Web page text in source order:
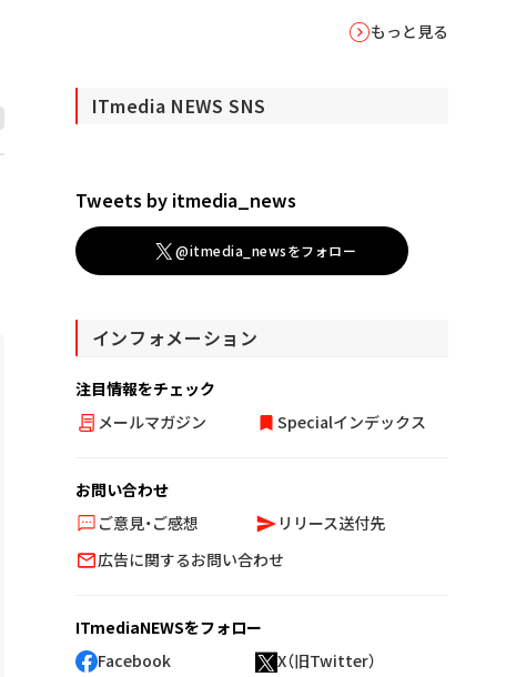
もっと見る
ITmedia NEWS SNS
Tweets by itmedia_news
@itmedia_newsをフォロー
インフォメーション
注目情報をチェック
メールマガジン
Specialインデックス
お問い合わせ
ご意見・ご感想
リリース送付先
広告に関するお問い合わせ
ITmediaNEWSをフォロー
Facebook
X（旧Twitter）